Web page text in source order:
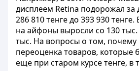
дисплеем Retina подорожал за
286 810 тенге до 393 930
на айфоны выросли со 130 тыс.
тыс. На вопросы о том,
переоценка товаров, которые
еще при старом курсе тенге, в